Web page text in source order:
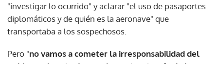
"investigar lo ocurrido" y aclarar "el uso de pasaportes
diplomáticos y de quién es la aeronave" que
transportaba a los sospechosos.
Pero "no vamos a cometer la irresponsabilidad del